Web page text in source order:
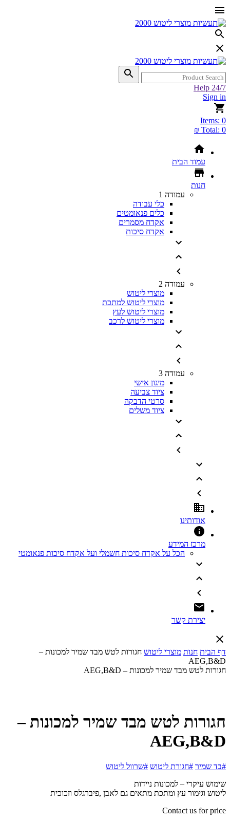
Help 24/7
Sign in
Items: 0
Total: 0 ₪
עמוד הבית
חנות
עמודה 1
כלי עבודה
כלים פנאומטים
אקדח מסמרים
אקדח סיכות
עמודה 2
מוצרי ליטוש
מוצרי ליטוש למתכת
מוצרי ליטוש לעץ
מוצרי ליטוש לרכב
עמודה 3
מיגון אישי
ציוד צביעה
סרטי הדבקה
ציוד משלים
אודותינו
מרכז המידע
הכל על אקדח סיכות חשמלי ועל אקדח סיכות פנאומטי
יצירת קשר
דף הבית חנות מוצרי ליטוש חגורות לטש מבד שמיר למכונות –
AEG,B&D
חגורות לטש מבד שמיר למכונות – AEG,B&D
חגורות לטש מבד שמיר למכונות –
AEG,B&D
#בד שמיר #חגורת ליטוש #שרוול ליטוש
שימוש עיקרי – למכונות ניידות
ליטוש וגימור עץ ומתכת מתאים גם לאבן ,פיברגלס וזכוכית
Contact us for price